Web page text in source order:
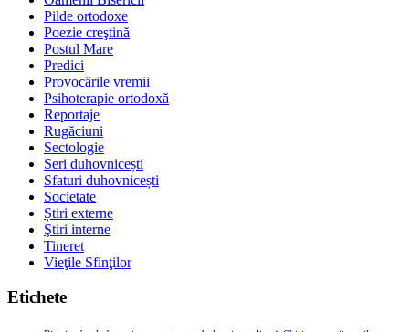
Pilde ortodoxe
Poezie creştină
Postul Mare
Predici
Provocările vremii
Psihoterapie ortodoxă
Reportaje
Rugăciuni
Sectologie
Seri duhovnicești
Sfaturi duhovnicești
Societate
Știri externe
Ştiri interne
Tineret
Vieţile Sfinţilor
Etichete